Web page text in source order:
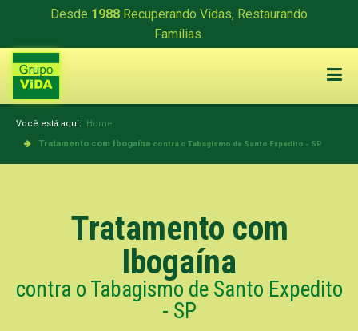
Desde 1988 Recuperando Vidas, Restaurando
Famílias.
Você está aqui: Home
Tratamento com Ibogaína contra o Tabagismo de Santo Expedito - SP
Tratamento com
Ibogaína
contra o Tabagismo de Santo Expedito
- SP